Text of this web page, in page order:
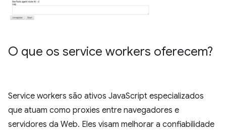
O que os service workers oferecem?
Service workers são ativos JavaScript especializados
que atuam como proxies entre navegadores e
servidores da Web. Eles visam melhorar a confiabilidade